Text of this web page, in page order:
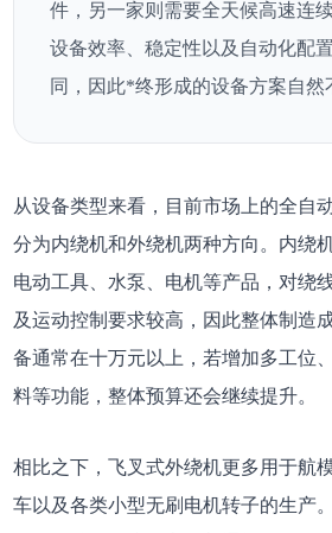
件，另一家则需要全天候高速连
设备效率、稳定性以及自动化配
同，因此*终形成的设备方案自然
从设备类型来看，目前市场上的全自
分为内绕机和外绕机两种方向。内绕
电动工具、水泵、电机等产品，对绕
及运动控制要求较高，因此整体制造
备通常在十万元以上，若增加多工位
料等功能，整体预算还会继续提升。
相比之下，飞叉式外绕机更多用于航
车以及各类小型无刷电机转子的生产